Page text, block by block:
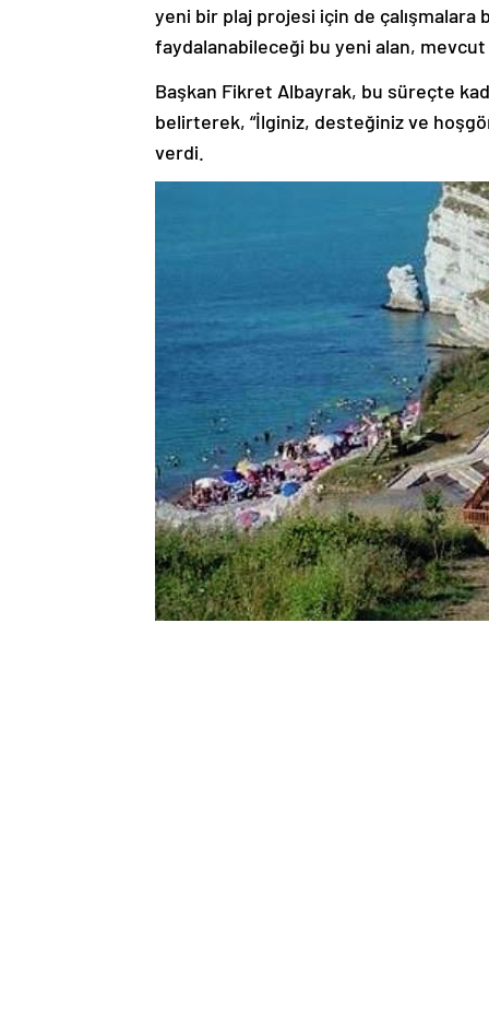
yeni bir plaj projesi için de çalışmalara
faydalanabileceği bu yeni alan,
Başkan Fikret Albayrak, bu süreçte
belirterek, “İlginiz, desteğiniz ve
verdi.